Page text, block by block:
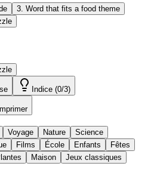
3. Word that fits a food theme
Indice (0/3)
Voyage Nature
Science
Films École Enfants
Fêtes
Maison
Jeux classiques